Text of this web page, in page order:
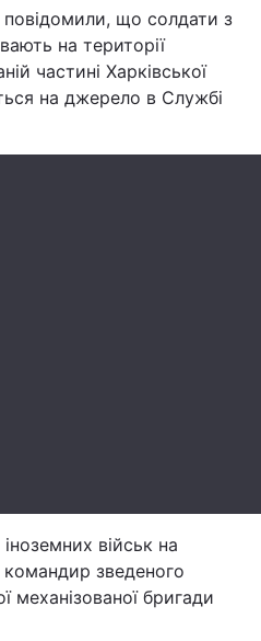
Регіони
що солдати з
на території
частині Харківської
на джерело в Службі
військ на
командир зведеного
механізованої бригади